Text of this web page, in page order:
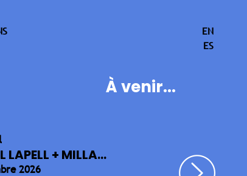
EN
ES
À venir...
LAPELL + MILLA...
2026